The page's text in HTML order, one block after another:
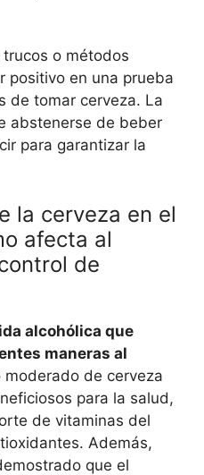
o métodos
positivo en una prueba
de tomar cerveza. La
abstenerse de beber
para garantizar la
la cerveza en el
afecta al
de
alcohólica que
maneras al
moderado de cerveza
para la salud,
de vitaminas del
Además,
que el